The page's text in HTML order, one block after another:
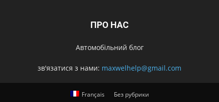
ПРО НАС
Автомобільний блог
зв'язатися з нами: maxwelhelp@gmail.com
Français Без рубрики